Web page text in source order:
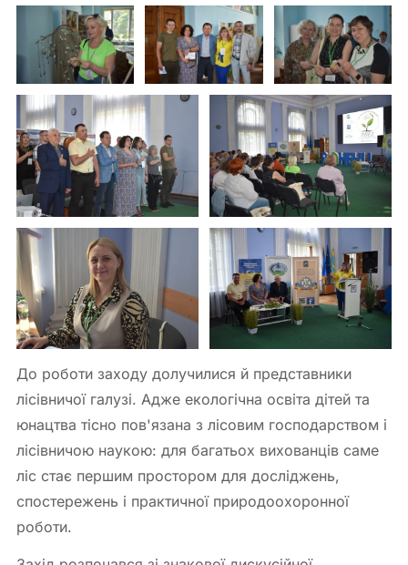
До роботи заходу долучилися й представники
лісівничої галузі. Адже екологічна освіта дітей та
юнацтва тісно пов'язана з лісовим господарством і
лісівничою наукою: для багатьох вихованців саме
ліс стає першим простором для досліджень,
спостережень і практичної природоохоронної
роботи.